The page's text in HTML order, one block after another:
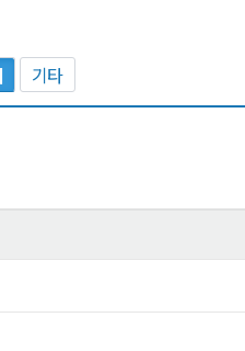
기타